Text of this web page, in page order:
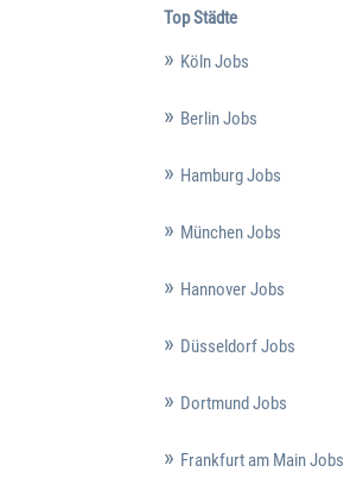
Top Städte
Köln Jobs
Berlin Jobs
Hamburg Jobs
München Jobs
Hannover Jobs
Düsseldorf Jobs
Dortmund Jobs
Frankfurt am Main Jobs